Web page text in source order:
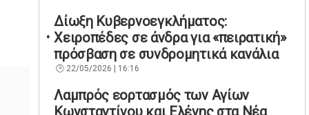
Δίωξη Κυβερνοεγκλήματος:
Χειροπέδες σε άνδρα για «πειρατική»
πρόσβαση σε συνδρομητικά κανάλια
22/05/2026 | 16:16
Λαμπρός εορτασμός των Αγίων
Κωνσταντίνου και Ελένης στα Νέα